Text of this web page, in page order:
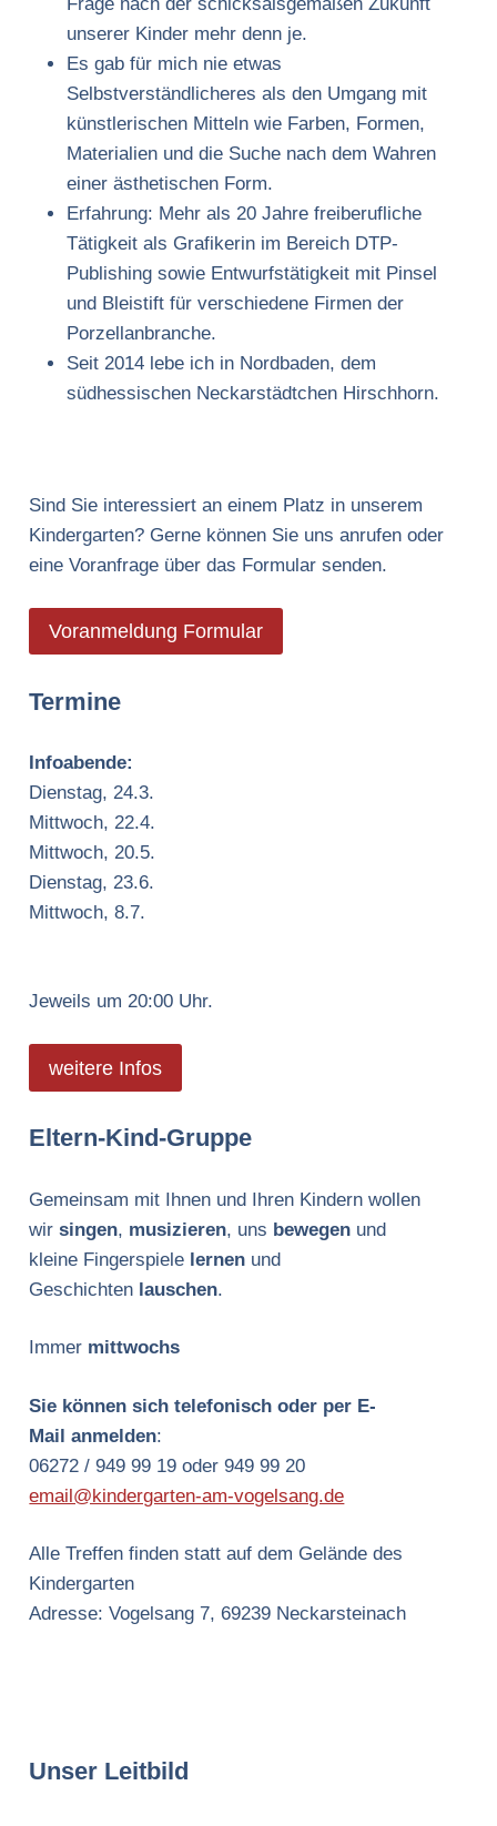
unserer Kinder mehr denn je.
Es gab für mich nie etwas
Selbstverständlicheres als den Umgang mit
künstlerischen Mitteln wie Farben, Formen,
Materialien und die Suche nach dem Wahren
einer ästhetischen Form.
Erfahrung: Mehr als 20 Jahre freiberufliche
Tätigkeit als Grafikerin im Bereich DTP-
Publishing sowie Entwurfstätigkeit mit Pinsel
und Bleistift für verschiedene Firmen der
Porzellanbranche.
Seit 2014 lebe ich in Nordbaden, dem
südhessischen Neckarstädtchen Hirschhorn.
Sind Sie interessiert an einem Platz in unserem
Kindergarten? Gerne können Sie uns anrufen oder
eine Voranfrage über das Formular senden.
Voranmeldung Formular
Termine
Infoabende:
Dienstag, 24.3.
Mittwoch, 22.4.
Mittwoch, 20.5.
Dienstag, 23.6.
Mittwoch, 8.7.
Jeweils um 20:00 Uhr.
weitere Infos
Eltern-Kind-Gruppe
Gemeinsam mit Ihnen und Ihren Kindern wollen
wirsingen, musizieren, uns bewegen und
kleine Fingerspiele lernen und
Geschichten lauschen.
Immer mittwochs
Sie können sich telefonisch oder per E-
Mail anmelden:
06272 / 949 99 19 oder 949 99 20
email@kindergarten-am-vogelsang.de
Alle Treffen finden statt auf dem Gelände des
Kindergarten
Adresse: Vogelsang 7, 69239 Neckarsteinach
Unser Leitbild